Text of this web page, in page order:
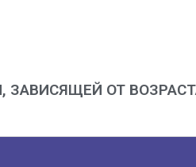
ОТ